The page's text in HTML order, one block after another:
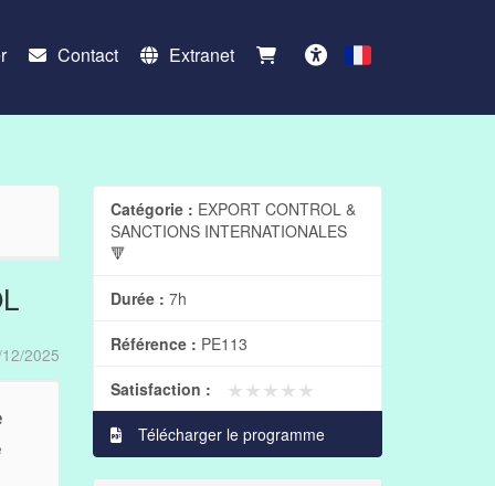
Contact
Extranet
Français
2025
Catégorie : EXPORT CONTROL &
SANCTIONS INTERNATIONALES
🔻
Durée : 7h
Référence : PE113
Satisfaction : ★★★★★
★★★★★
Télécharger le programme